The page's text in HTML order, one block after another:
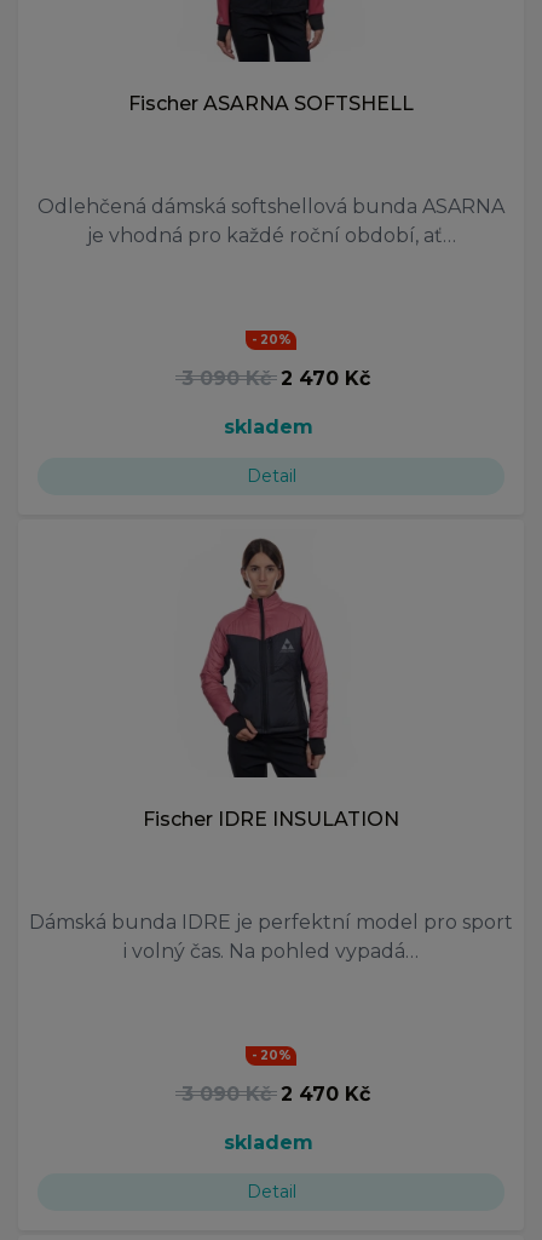
Fischer ASARNA SOFTSHELL
Odlehčená dámská softshellová bunda ASARNA
je vhodná pro každé roční období, ať…
- 20%
3 090 Kč 2 470 Kč
skladem
Detail
Fischer IDRE INSULATION
Dámská bunda IDRE je perfektní model pro sport
i volný čas. Na pohled vypadá…
- 20%
3 090 Kč 2 470 Kč
skladem
Detail